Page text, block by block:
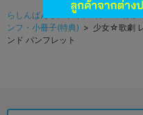
らしんばんオンライン（アニメ系グ
ンフ・小冊子(特典) > 少女☆歌劇
ンド パンフレット